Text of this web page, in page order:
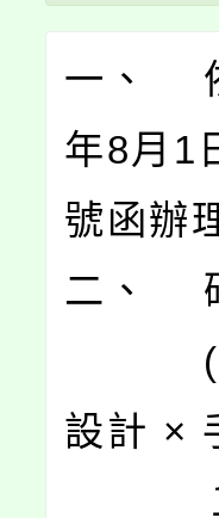
一、
年8月1
號函辦
二、
(一)
設計 ×
１、